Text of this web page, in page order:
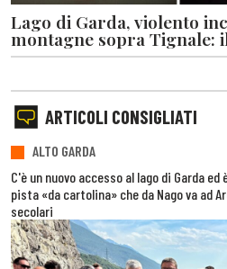
Lago di Garda, violento
montagne sopra Tignale:
ARTICOLI CONSIGLIATI
ALTO GARDA
C'è un nuovo accesso al lago di Garda
pista «da cartolina» che da Nago va ad
secolari